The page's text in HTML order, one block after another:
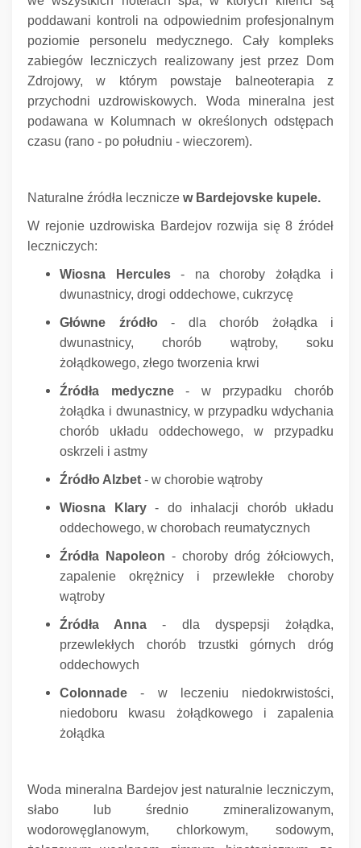
poddawani kontroli na odpowiednim profesjonalnym
poziomie personelu medycznego.
Cały kompleks
zabiegów leczniczych realizowany jest przez Dom
Zdrojowy, w którym powstaje balneoterapia z
przychodni uzdrowiskowych.
Woda mineralna jest
podawana w Kolumnach w określonych odstępach
czasu (rano - po południu - wieczorem).
Naturalne źródła lecznicze w Bardejovske kupele.
W rejonie uzdrowiska Bardejov rozwija się 8 źródeł
leczniczych:
Wiosna Hercules- na choroby żołądka i
dwunastnicy, drogi oddechowe, cukrzycę
Główne źródło- dla chorób żołądka i
dwunastnicy, chorób wątroby, soku
żołądkowego, złego tworzenia krwi
Źródła medyczne- w przypadku chorób
żołądka i dwunastnicy, w przypadku wdychania
chorób układu oddechowego, w przypadku
oskrzeli i astmy
Źródło Alzbet - w chorobie wątroby
Wiosna Klary- do inhalacji chorób układu
oddechowego, w chorobach reumatycznych
Źródła Napoleon - choroby dróg żółciowych,
zapalenie okrężnicy i przewlekłe choroby
wątroby
Źródła Anna - dla dyspepsji żołądka,
przewlekłych chorób trzustki górnych dróg
oddechowych
Colonnade - w leczeniu niedokrwistości,
niedoboru kwasu żołądkowego i zapalenia
żołądka
Woda mineralna Bardejov jest naturalnie leczniczym,
słabo lub średnio zmineralizowanym,
wodorowęglanowym, chlorkowym, sodowym,